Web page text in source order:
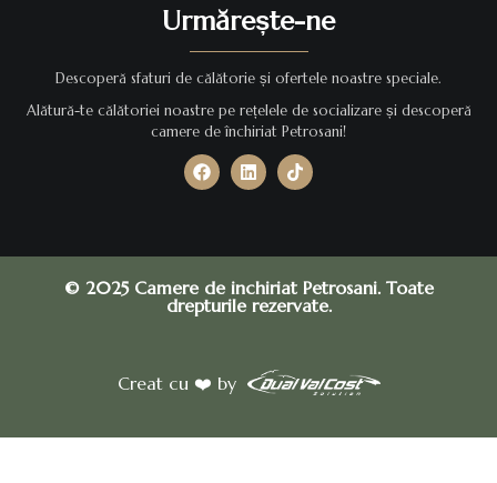
Urmărește-ne
Descoperă sfaturi de călătorie și ofertele noastre speciale.
Alătură-te călătoriei noastre pe rețelele de socializare și descoperă
camere de închiriat Petrosani!
© 2025 Camere de inchiriat Petrosani. Toate
drepturile rezervate.
Creat cu ❤️ by